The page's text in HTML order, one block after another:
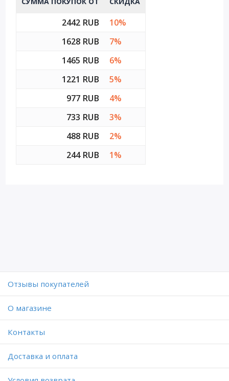
2442 RUB
10%
1628 RUB
7%
1465 RUB
6%
1221 RUB
5%
977 RUB
4%
733 RUB
3%
488 RUB
2%
244 RUB
1%
Отзывы покупателей
O магазине
Контакты
Доставка и оплата